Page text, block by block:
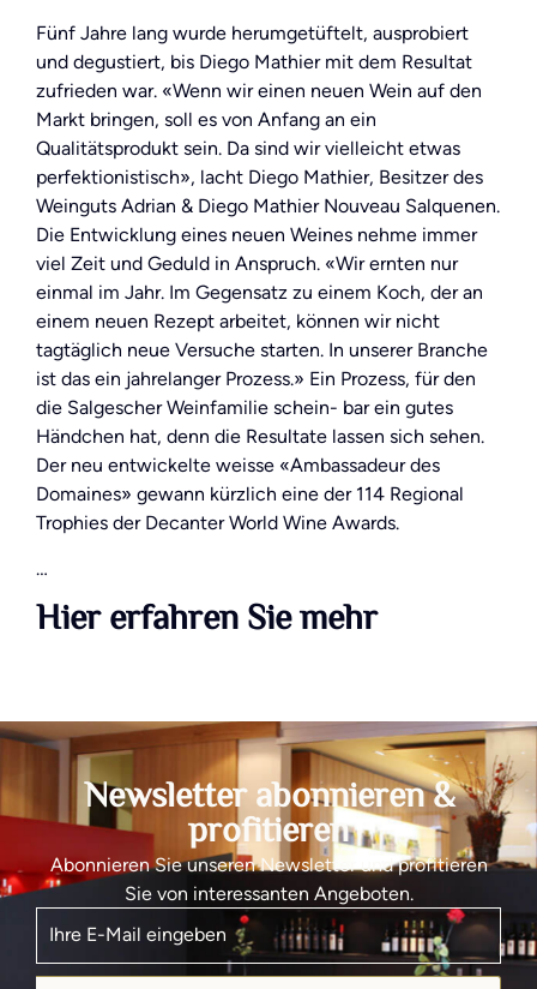
Fünf Jahre lang wurde herumgetüftelt, ausprobiert
und degustiert, bis Diego Mathier mit dem Resultat
zufrieden war. «Wenn wir einen neuen Wein auf den
Markt bringen, soll es von Anfang an ein
Qualitätsprodukt sein. Da sind wir vielleicht etwas
perfektionistisch», lacht Diego Mathier, Besitzer des
Weinguts Adrian & Diego Mathier Nouveau Salquenen.
Die Entwicklung eines neuen Weines nehme immer
viel Zeit und Geduld in Anspruch. «Wir ernten nur
einmal im Jahr. Im Gegensatz zu einem Koch, der an
einem neuen Rezept arbeitet, können wir nicht
tagtäglich neue Versuche starten. In unserer Branche
ist das ein jahrelanger Prozess.» Ein Prozess, für den
die Salgescher Weinfamilie schein- bar ein gutes
Händchen hat, denn die Resultate lassen sich sehen.
Der neu entwickelte weisse «Ambassadeur des
Domaines» gewann kürzlich eine der 114 Regional
Trophies der Decanter World Wine Awards.
…
Hier erfahren Sie mehr
Newsletter abonnieren &
profitieren
Abonnieren Sie unseren Newsletter und profitieren
Sie von interessanten Angeboten.